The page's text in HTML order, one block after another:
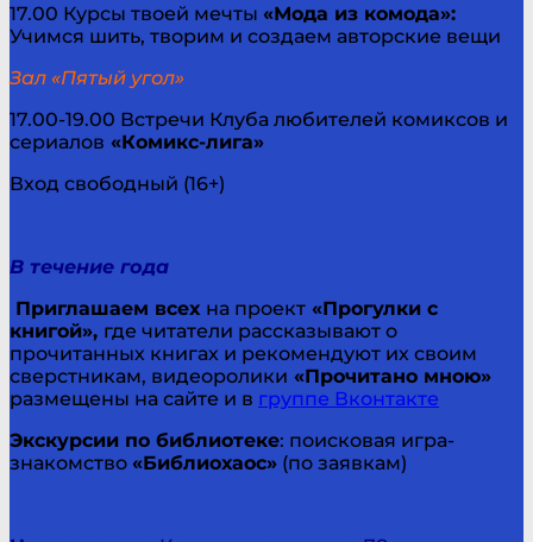
17.00 Курсы твоей мечты «Мода из комода»:
Учимся шить, творим и создаем авторские вещи
Зал «Пятый угол»
17.00-19.00 Встречи Клуба любителей комиксов и
сериалов «Комикс-лига»
Вход свободный (16+)
В течение года
Приглашаем всех на проект «Прогулки с
книгой», где читатели рассказывают о
прочитанных книгах и рекомендуют их своим
сверстникам, видеоролики «Прочитано мною»
размещены на сайте и в группе Вконтакте
Экскурсии по библиотеке: поисковая игра-
знакомство «Библиохаос» (по заявкам)